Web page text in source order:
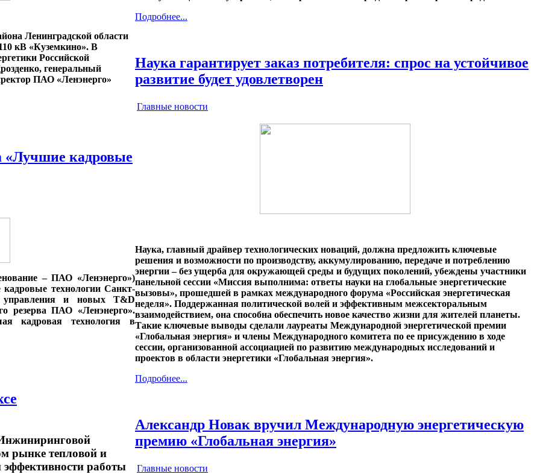
Ленинградской области
кВ «Куземкино». В
Российской
генеральный
ПАО «Ленэнерго»
«Лучшие кадровые
– ПАО «Ленэнерго»)
технологии Санкт-
управления и новых T&D
резерва ПАО «Ленэнерго».
кадровая технология в
рынке тепловой и
работы
Подробнее...
Наука гарантирует заказ потребителя: спрос на устойчивое
развитие будет удовлетворен
Главные новости
Наука, главный драйвер технологических новаций, должна предложить ключевые
решения и возможности по производству, аккумулированию, передаче и потреблению
энергии – без ущерба для окружающей среды и будущих поколений, убеждены участники
панельной сессии «Миссия выполнима: ответы науки на глобальные энергетические
вызовы», прошедшей в рамках международного форума «Российская энергетическая
неделя». Поддержанная политической волей и эффективным межсекторальным
взаимодействием, она способна обеспечить новое качество жизни для жителей планеты.
Такие ключевые выводы сделали лауреаты Международной энергетической премии
«Глобальная энергия» и члены Международного комитета по ее присуждению в ходе
сессии, организованной ассоциацией по развитию международных исследований и
проектов в области энергетики «Глобальная энергия».
Подробнее...
Александр Новак вручил Международную энергетическую
премию «Глобальная энергия»
Главные новости